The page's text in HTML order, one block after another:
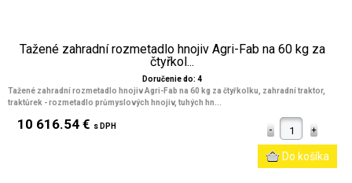
Tažené zahradní rozmetadlo hnojiv Agri-Fab na 60 kg za
čtyřkol...
Doručenie do: 4
Tažené zahradní rozmetadlo hnojiv Agri-Fab na 60 kg za čtyřkolku, zahradní traktor,
traktůrek - rozmetadlo průmyslových hnojiv, tuhých hn...
10 616.54 € s DPH